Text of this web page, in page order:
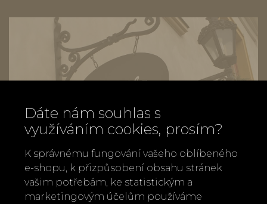
Dáte nám souhlas s
využíváním cookies, prosím?
K správnému fungování vašeho oblíbeného
e-shopu, k přizpůsobení obsahu stránek
vašim potřebám, ke statistickým a
marketingovým účelům používáme